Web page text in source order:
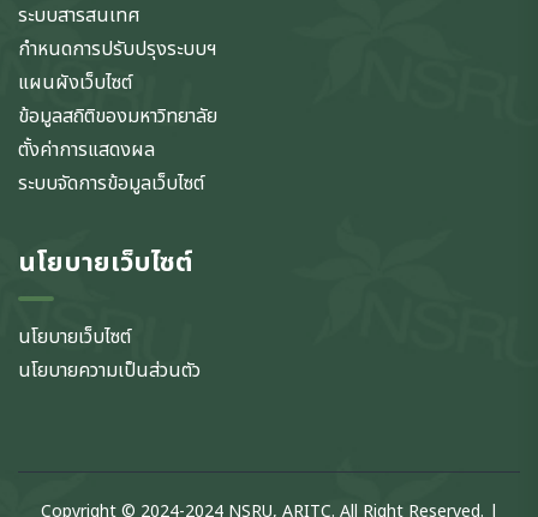
ระบบสารสนเทศ
กำหนดการปรับปรุงระบบฯ
แผนผังเว็บไซต์
ข้อมูลสถิติของมหาวิทยาลัย
ตั้งค่าการแสดงผล
ระบบจัดการข้อมูลเว็บไซต์
นโยบายเว็บไซต์
นโยบายเว็บไซต์
นโยบายความเป็นส่วนตัว
Copyright © 2024-2024 NSRU, ARITC. All Right Reserved. |